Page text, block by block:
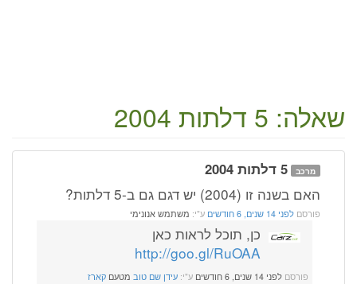
שאלה: 5 דלתות 2004
מרכב 5 דלתות 2004
האם בשנה זו (2004) יש דגם גם ב-5 דלתות?
פורסם לפני 14 שנים, 6 חודשים ע"י: משתמש אנונימי
כן, תוכל לראות כאן
http://goo.gl/RuOAA
פורסם לפני 14 שנים, 6 חודשים ע"י: עידן שם טוב מטעם קארז